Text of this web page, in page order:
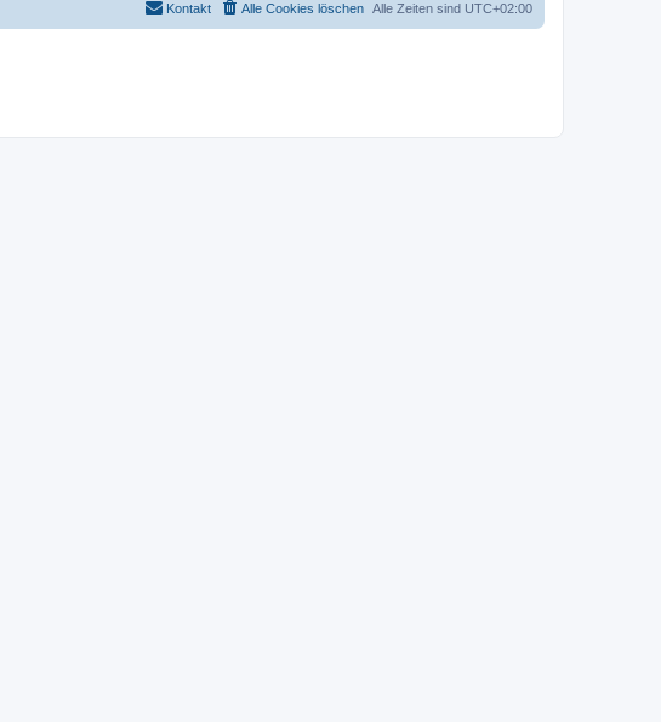
Alle Zeiten sind UTC+02:00
Alle Cookies löschen
Kontakt